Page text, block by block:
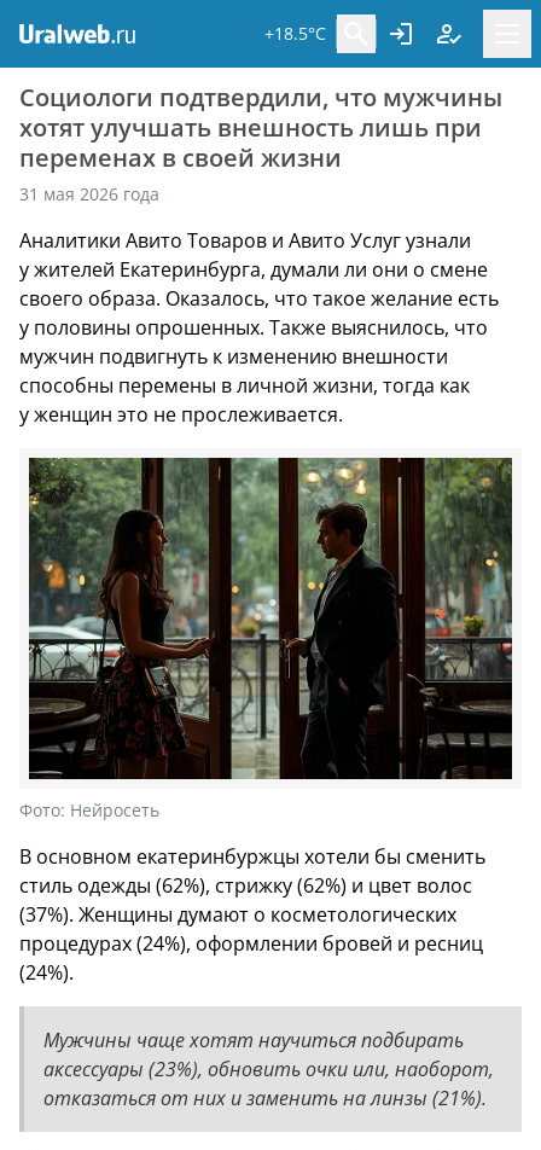
+18.5°C
Социологи подтвердили, что мужчины
хотят улучшать внешность лишь при
переменах в своей жизни
31 мая 2026 года
Аналитики Авито Товаров и Авито Услуг узнали
у жителей Екатеринбурга, думали ли они о смене
своего образа. Оказалось, что такое желание есть
у половины опрошенных. Также выяснилось, что
мужчин подвигнуть к изменению внешности
способны перемены в личной жизни, тогда как
у женщин это не прослеживается.
Фото: Нейросеть
В основном екатеринбуржцы хотели бы сменить
стиль одежды (62%), стрижку (62%) и цвет волос
(37%). Женщины думают о косметологических
процедурах (24%), оформлении бровей и ресниц
(24%).
Мужчины чаще хотят научиться подбирать
аксессуары (23%), обновить очки или, наоборот,
отказаться от них и заменить на линзы (21%).